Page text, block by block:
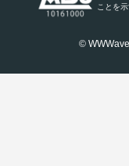
ことを
©